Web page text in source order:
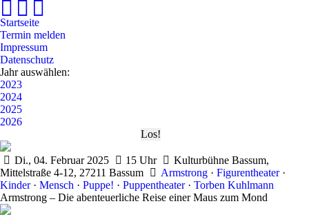
Startseite
Termin melden
Impressum
Datenschutz
Jahr auswählen:
2023
2024
2025
2026
Di., 04. Februar 2025 15 Uhr
Kulturbühne Bassum,
Mittelstraße 4-12, 27211 Bassum
Armstrong· Figurentheater·
Kinder· Mensch · Puppe! · Puppentheater· Torben Kuhlmann
Armstrong – Die abenteuerliche Reise einer Maus zum Mond